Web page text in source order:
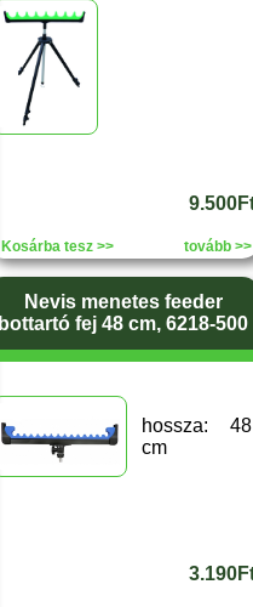
Kosárba tesz >> tovább >>
Nevis menetes feeder
bottartó fej 48 cm, 6218-500
hossza: 48
cm